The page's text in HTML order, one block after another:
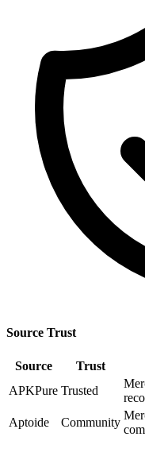
Source Trust
Source Trust
APKPure Trusted
Aptoide
Community